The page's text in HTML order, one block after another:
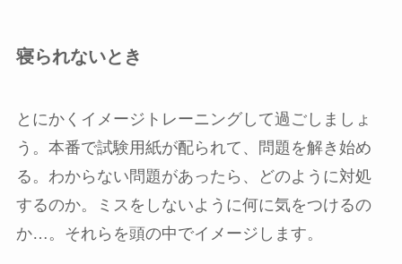
寝られないとき
とにかくイメージトレーニングして過ごしましょ
う。本番で試験用紙が配られて、問題を解き始め
る。わからない問題があったら、どのように対処
するのか。ミスをしないように何に気をつけるの
か…。それらを頭の中でイメージします。